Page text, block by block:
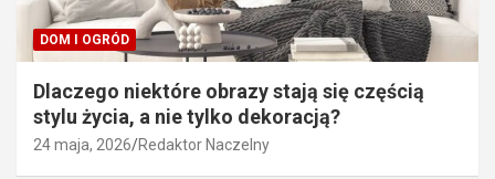
DOM I OGRÓD
Dlaczego niektóre obrazy stają się częścią
stylu życia, a nie tylko dekoracją?
24 maja, 2026 Redaktor Naczelny